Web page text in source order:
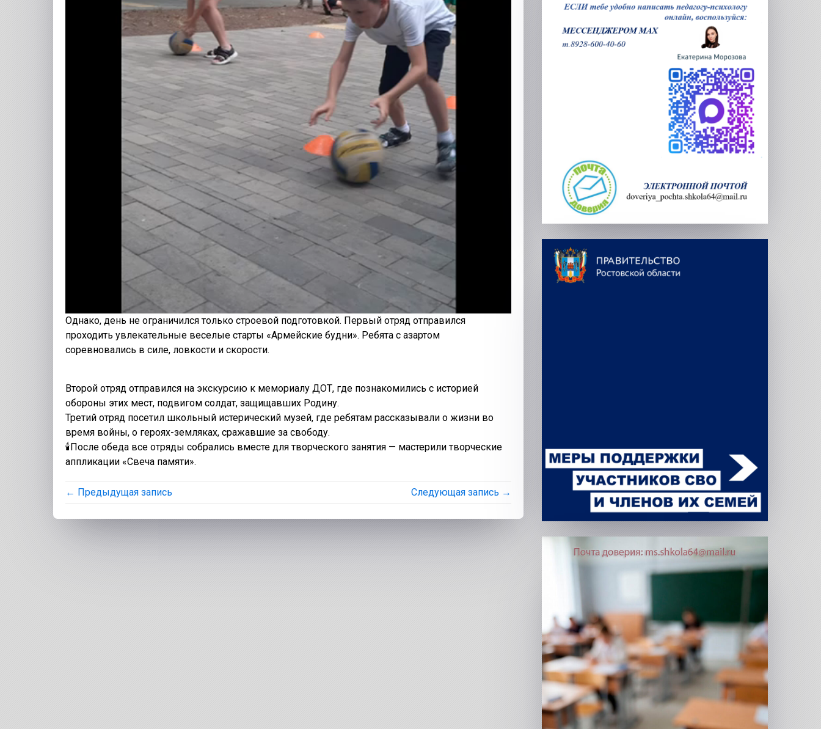
Однако, день не ограничился только строевой подготовкой. Первый отряд отправился
проходить увлекательные веселые старты «Армейские будни». Ребята с азартом
соревновались в силе, ловкости и скорости.
Второй отряд отправился на экскурсию к мемориалу ДОТ, где познакомились с историей
обороны этих мест, подвигом солдат, защищавших Родину.
Третий отряд посетил школьный истерический музей, где ребятам рассказывали о жизни во
время войны, о героях-земляках, сражавшие за свободу.
🕯После обеда все отряды собрались вместе для творческого занятия — мастерили творческие
аппликации «Свеча памяти».
← Предыдущая запись Следующая запись →